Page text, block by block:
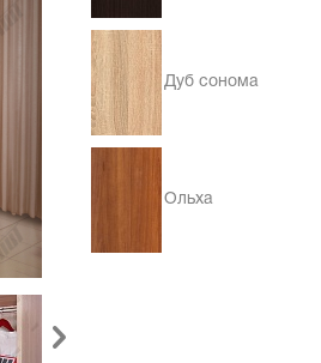
Дуб сонома
Ольха